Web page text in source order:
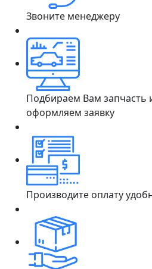
Звоните менеджеру
Подбираем Вам запчасть
оформляем заявку
Производите оплату